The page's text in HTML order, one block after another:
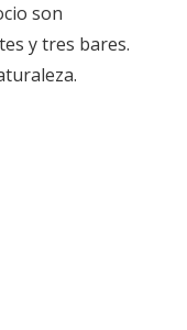
son
y tres bares.